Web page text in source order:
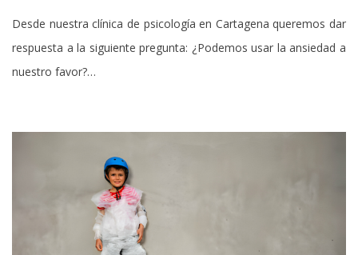
Desde nuestra clínica de psicología en Cartagena queremos dar
respuesta a la siguiente pregunta: ¿Podemos usar la ansiedad a
nuestro favor?…